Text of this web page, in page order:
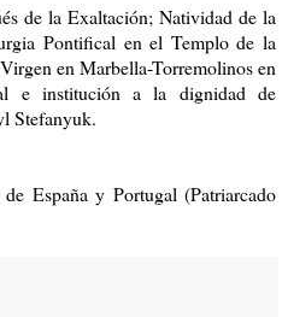
de la Exaltación; Natividad de la
Pontifical en el Templo de la
en Marbella-Torremolinos en
e institución a la dignidad de
Stefanyuk.
España y Portugal (Patriarcado